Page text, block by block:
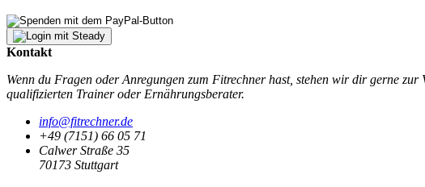
Kontakt
Wenn du Fragen oder Anregungen zum Fitrechner hast, stehen wir dir gerne
qualifizierten Trainer oder Ernährungsberater.
info@fitrechner.de
+49 (7151) 66 05 71
Calwer Straße 35
70173 Stuttgart